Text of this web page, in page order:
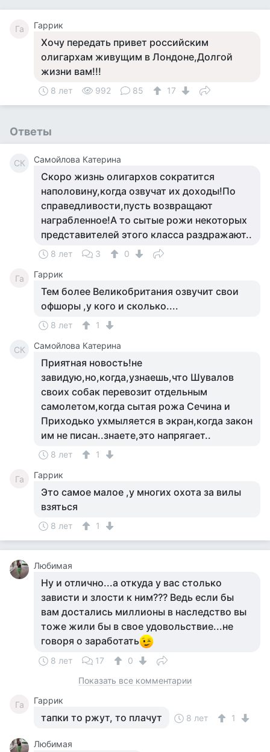
Га Гаррик
Хочу передать привет российским
олигархам живущим в Лондоне,Долгой
жизни вам!!!
8 лет 992 85 17
Ответы
СК Самойлова Катерина
Скоро жизнь олигархов сократится
наполовину,когда озвучат их доходы!По
справедливости,пусть возвращают
награбленное!А то сытые рожи некоторых
представителей этого класса раздражают..
8 лет 3 0
Га Гаррик
Тем более Великобритания озвучит свои
офшоры ,у кого и сколько....
8 лет 1
СК Самойлова Катерина
Приятная новость!не
завидую,но,когда,узнаешь,что Шувалов
своих собак перевозит отдельным
самолетом,когда сытая рожа Сечина и
Приходько ухмыляется в экран,когда закон
им не писан..знаете,это напрягает..
8 лет 1
Га Гаррик
Это самое малое ,у многих охота за вилы
взяться
8 лет 1
Любимая
Ну и отлично...а откуда у вас столько
зависти и злости к ним??? Ведь если бы
вам достались миллионы в наследство вы
тоже жили бы в свое удовольствие...не
говоря о заработать
8 лет 17
0
Показать все комментарии
Га Гаррик
тапки то ржут, то плачут 8 лет 1
Любимая